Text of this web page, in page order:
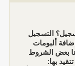
التسجيل
ألبومات
بعض الشروط
بها: